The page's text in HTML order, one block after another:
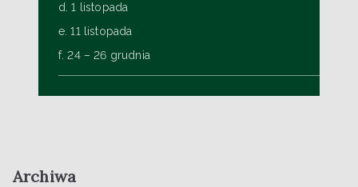
d. 1 listopada
e. 11 listopada
f. 24 – 26 grudnia
Archiwa